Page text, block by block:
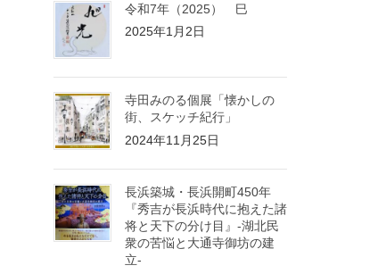
令和7年（2025） 巳
2025年1月2日
寺田みのる個展「懐かしの
街、スケッチ紀行」
2024年11月25日
長浜築城・長浜開町450年
『秀吉が長浜時代に抱えた諸
将と天下の分け目』-湖北民
衆の苦悩と大通寺御坊の建
立-